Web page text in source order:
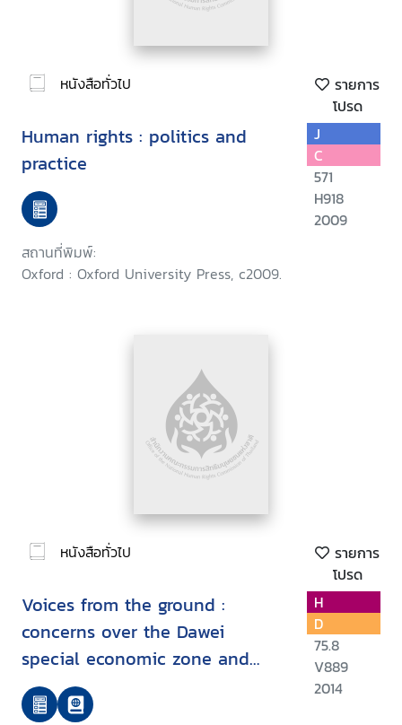
หนังสือทั่วไป
รายการ
โปรด
Human rights : politics and
practice
สถานที่พิมพ์:
Oxford : Oxford University Press, c2009.
J
C
571
H918
2009
หนังสือทั่วไป
รายการ
โปรด
Voices from the ground :
concerns over the Dawei
special economic zone and
related projects
H
D
75.8
V889
2014